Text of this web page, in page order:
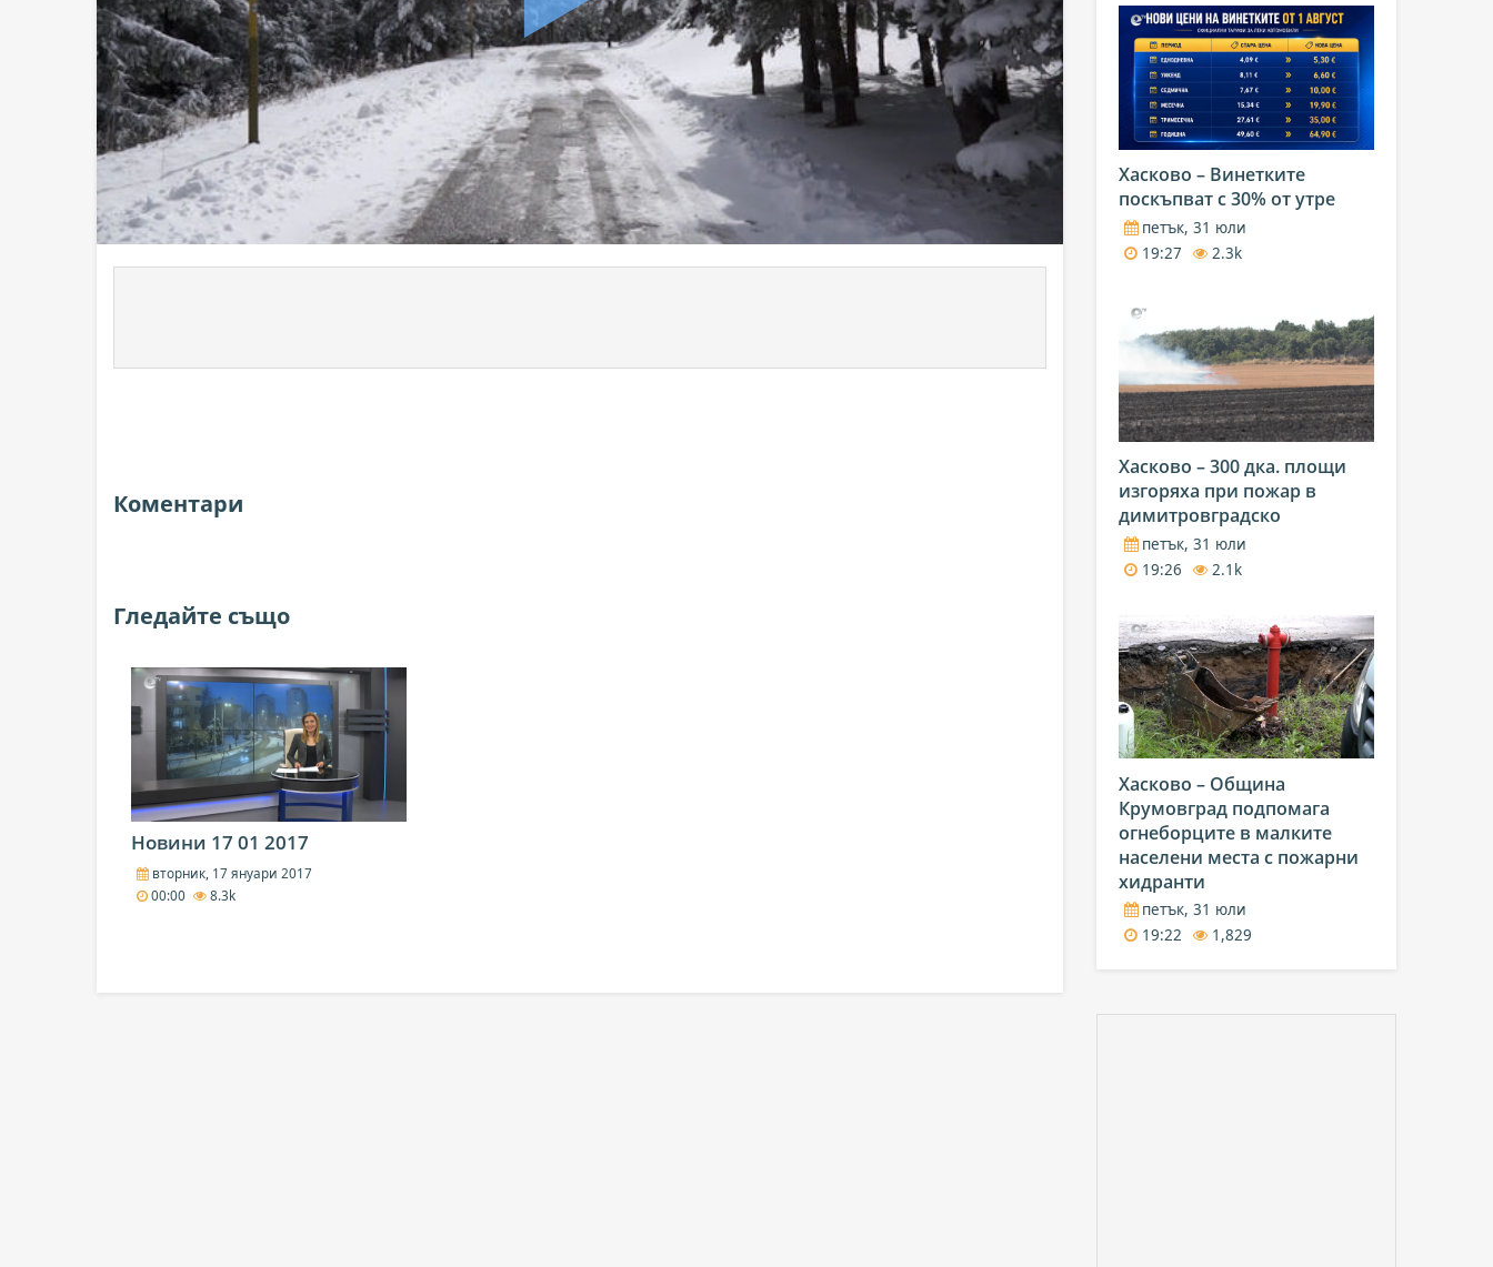
Коментари
Гледайте също
Новини 17 01 2017
вторник, 17 януари 2017
00:00
8.3k
Хасково – Винетките
поскъпват с 30% от утре
петък, 31 юли
19:27
2.3k
Хасково – 300 дка. площи
изгоряха при пожар в
димитровградско
петък, 31 юли
19:26
2.1k
Хасково – Община
Крумовград подпомага
огнеборците в малките
населени места с пожарни
хидранти
петък, 31 юли
19:22
1,829